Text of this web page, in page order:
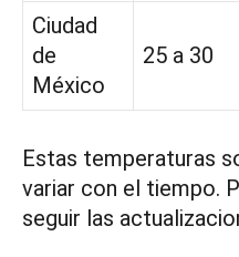
Ciudad
de
México
25 a 30
Estas temperaturas
variar con el tiempo.
seguir las